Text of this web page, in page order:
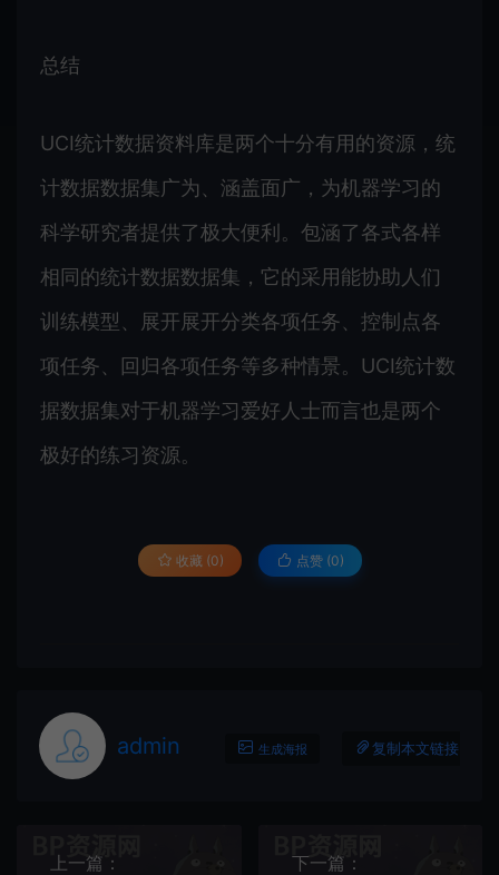
总结
UCI统计数据资料库是两个十分有用的资源，统
计数据数据集广为、涵盖面广，为机器学习的
科学研究者提供了极大便利。包涵了各式各样
相同的统计数据数据集，它的采用能协助人们
训练模型、展开展开分类各项任务、控制点各
项任务、回归各项任务等多种情景。UCI统计数
据数据集对于机器学习爱好人士而言也是两个
极好的练习资源。
收藏 (0) 点赞 (0)
admin 生成海报 复制本文链接
上一篇：
下一篇：